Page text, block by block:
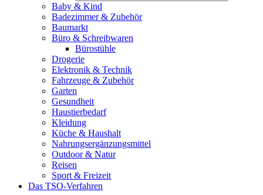
Baby & Kind
Badezimmer & Zubehör
Baumarkt
Büro & Schreibwaren
Bürostühle
Drogerie
Elektronik & Technik
Fahrzeuge & Zubehör
Garten
Gesundheit
Haustierbedarf
Kleidung
Küche & Haushalt
Nahrungsergänzungsmittel
Outdoor & Natur
Reisen
Sport & Freizeit
Das TSO-Verfahren